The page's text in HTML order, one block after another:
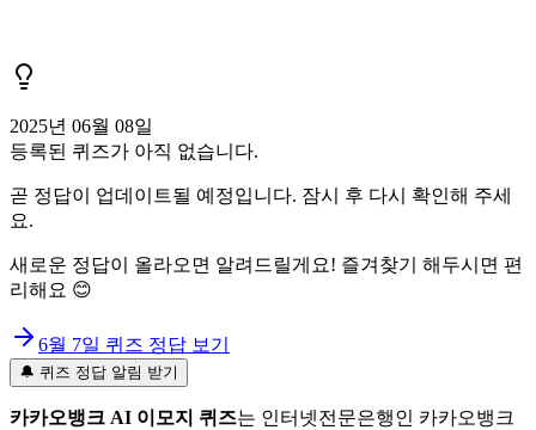
2025년 06월 08일
등록된 퀴즈가 아직 없습니다.
곧 정답이 업데이트될 예정입니다. 잠시 후 다시 확인해 주세
요.
새로운 정답이 올라오면 알려드릴게요! 즐겨찾기 해두시면 편
리해요 😊
6월 7일 퀴즈 정답 보기
🔔 퀴즈 정답 알림 받기
카카오뱅크 AI 이모지 퀴즈는 인터넷전문은행인 카카오뱅크